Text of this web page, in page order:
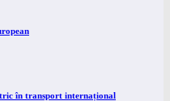
în transport internațional